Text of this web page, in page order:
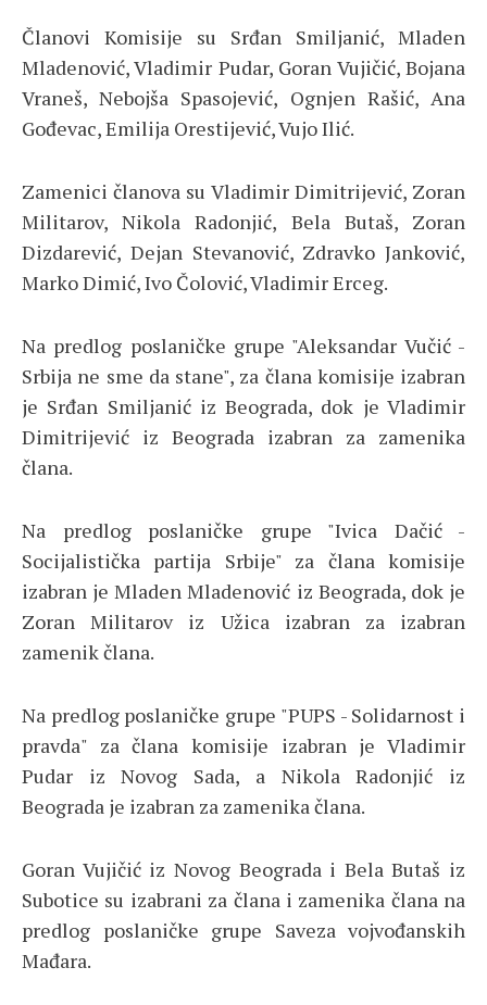
Članovi Komisije su Srđan Smiljanić, Mladen
Mladenović, Vladimir Pudar, Goran Vujičić, Bojana
Vraneš, Nebojša Spasojević, Ognjen Rašić, Ana
Gođevac, Emilija Orestijević, Vujo Ilić.
Zamenici članova su Vladimir Dimitrijević, Zoran
Militarov, Nikola Radonjić, Bela Butaš, Zoran
Dizdarević, Dejan Stevanović, Zdravko Janković,
Marko Dimić, Ivo Čolović, Vladimir Erceg.
Na predlog poslaničke grupe "Aleksandar Vučić -
Srbija ne sme da stane", za člana komisije izabran
je Srđan Smiljanić iz Beograda, dok je Vladimir
Dimitrijević iz Beograda izabran za zamenika
člana.
Na predlog poslaničke grupe "Ivica Dačić -
Socijalistička partija Srbije" za člana komisije
izabran je Mladen Mladenović iz Beograda, dok je
Zoran Militarov iz Užica izabran za izabran
zamenik člana.
Na predlog poslaničke grupe "PUPS - Solidarnost i
pravda" za člana komisije izabran je Vladimir
Pudar iz Novog Sada, a Nikola Radonjić iz
Beograda je izabran za zamenika člana.
Goran Vujičić iz Novog Beograda i Bela Butaš iz
Subotice su izabrani za člana i zamenika člana na
predlog poslaničke grupe Saveza vojvođanskih
Mađara.